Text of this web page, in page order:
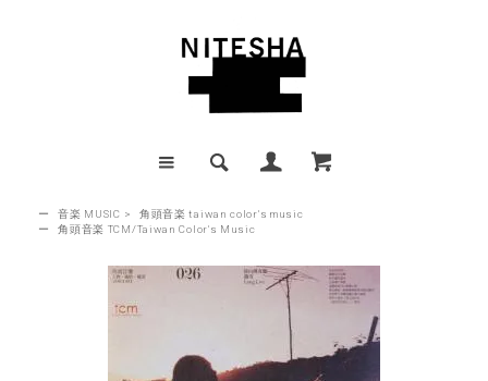
ー 音楽 MUSIC >
角頭音楽 taiwan color's music
ー
角頭音楽 TCM/Taiwan Color's Music